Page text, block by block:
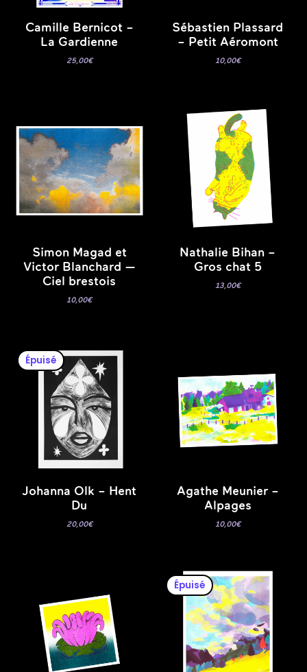
Camille Bernicot –
La Gardienne
25,00€
Sébastien Plassard
– Petit Aéromont
10,00€
Simon Magad et
Victor Blanchard —
Ciel brestois
10,00€
Nathalie Bihan –
Gros chat 5
13,00€
Épuisé
Johanna Olk – Hent
Du
20,00€
Agathe Meunier –
Alpages
10,00€
Épuisé